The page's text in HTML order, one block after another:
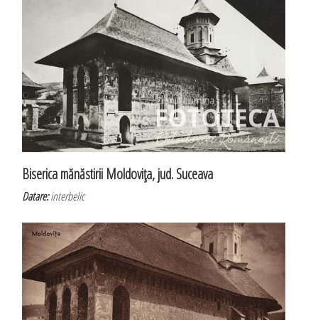
Biserica mănăstirii Moldoviţa, jud. Suceava
Datare:interbelic